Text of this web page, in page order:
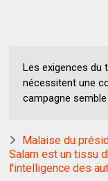
Les exigences du
nécessitent une
campagne semble
Malaise du
Salam est un tissu
l'intelligence des